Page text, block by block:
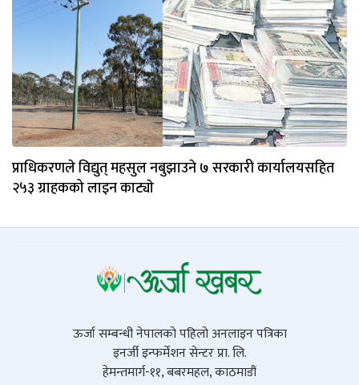
प्राधिकरणले विद्युत् महसुल नबुझाउने ७ सरकारी कार्यालयसहित
२५३ ग्राहकको लाइन काट्याे
ऊर्जा सम्बन्धी नेपालको पहिलो अनलाइन पत्रिका
इनर्जी इन्फर्मेशन सेन्टर प्रा. लि.
हेमन्तमार्ग-११, बबरमहल, काठमाडौं